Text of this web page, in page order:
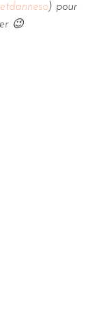
) pour
😉